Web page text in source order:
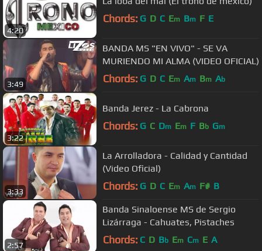
4:20
Chords: G D C Em Bm F E
3:49
BANDA MS "EN VIVO" - SE VA
MURIENDO MI ALMA (VIDEO OFICIAL)
Chords: G D C Em Am Bm Ab
3:22
Banda Jerez - La Cabrona
Chords: G C Dm Em F Bb Gm
3:33
La Arrolladora - Calidad y Cantidad
(Video Oficial)
Chords: G D C Em Am F# B
2:57
Banda Sinaloense MS de Sergio
Lizárraga - Cahuates, Pistaches
Chords: C D Bb Em Cm E A